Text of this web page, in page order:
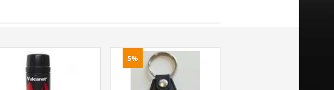
5%